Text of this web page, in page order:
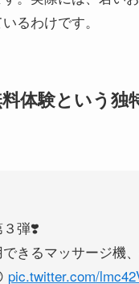
。実際には、若い
体験という独
３弾❣️
きるマッサージ機